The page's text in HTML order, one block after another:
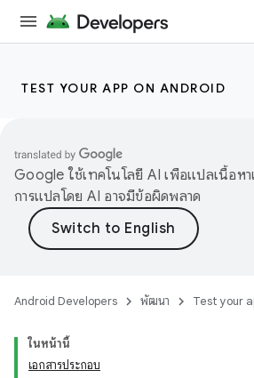
TEST YOUR APP ON ANDROID
Google ใช้เทคโนโลยี AI เพื่อแปลเนื้อห
การแปลโดย AI อาจมีข้อผิดพลาด
Android Developers พัฒนา Test your
ในหน้านี้
เอกสารประกอบ